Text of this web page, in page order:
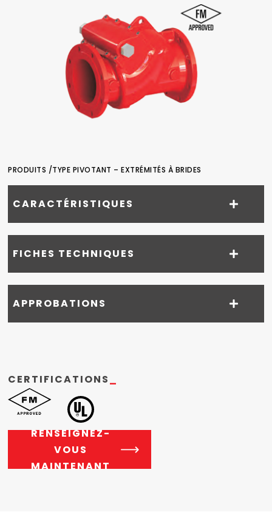
PRODUITS /TYPE PIVOTANT – EXTRÉMITÉS À BRIDES
CARACTÉRISTIQUES
FICHES TECHNIQUES
APPROBATIONS
CERTIFICATIONS_
RENSEIGNEZ-
VOUS
MAINTENANT